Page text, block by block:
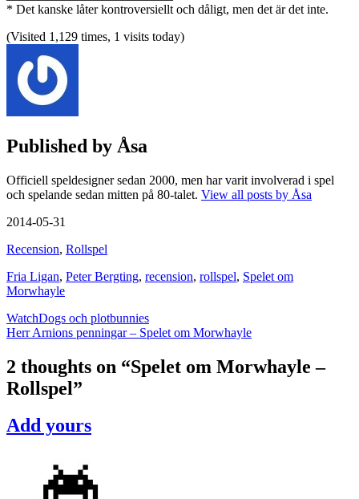
* Det kanske låter kontroversiellt och dåligt, men det är det inte.
(Visited 1,129 times, 1 visits today)
Published by Åsa
Officiell speldesigner sedan 2000, men har varit involverad i spel
och spelande sedan mitten på 80-talet. View all posts by Åsa
2014-05-31
Recension, Rollspel
Fria Ligan, Peter Bergting, recension, rollspel, Spelet om
Morwhayle
Post
navigation
WatchDogs och plotbunnies
Herr Arnions penningar – Spelet om Morwhayle
2 thoughts on “Spelet om Morwhayle –
Rollspel”
Add yours